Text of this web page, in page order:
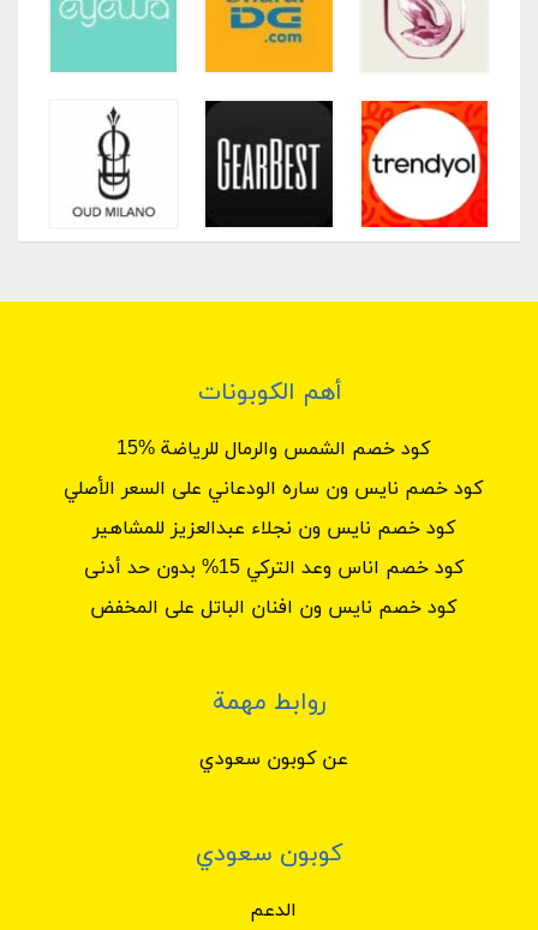
أهم الكوبونات
كود خصم الشمس والرمال للرياضة %15
كود خصم نايس ون ساره الودعاني على السعر الأصلي
كود خصم نايس ون نجلاء عبدالعزيز للمشاهير
كود خصم اناس وعد التركي 15% بدون حد أدنى
كود خصم نايس ون افنان الباتل على المخفض
روابط مهمة
عن كوبون سعودي
كوبون سعودي
الدعم